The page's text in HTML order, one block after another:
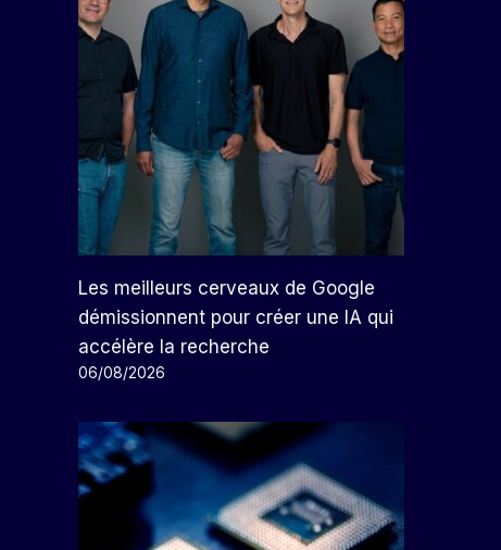
Les meilleurs cerveaux de Google
démissionnent pour créer une IA qui
accélère la recherche
06/08/2026